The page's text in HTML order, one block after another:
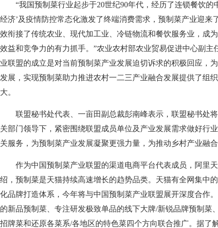
“我国预制菜行业起步于20世纪90年代，经历了连锁餐饮的
经济’及疫情防控常态化激发了终端消费需求，预制菜产业迎来
效衔接了传统农业、现代加工业、冷链物流和餐饮服务业，成
效益和竞争力的有力抓手。”农业农村部农业贸易促进中心副主
业联盟的成立是对当前预制菜产业发展迫切诉求的积极回应，
发展，实现预制菜助力推进农村一二三产业融合发展提供了组
大。
联盟秘书处代表、一亩田副总裁彭南峰表示，联盟秘书处
关部门领导下，紧密围绕联盟成员单位及产业发展需求做好行
关服务，为预制菜产业发展凝聚更强力量，为推动乡村产业融
作为中国预制菜产业联盟的渠道电商平台代表成员，阿里
绍，预制菜是天猫持续高速增长的趋势品类。天猫有全网集中
化品牌打造体系，今年将与中国预制菜产业联盟展开深度合作
的新品预制菜、专注研发极致单品的线下大牌/新锐品牌预制菜
招牌菜和还原各菜系/各地区的特色菜四个方向联合推广。据了